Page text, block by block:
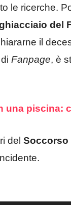
le ricerche.
del
il
Fanpage, è
una piscina:
del Soccorso